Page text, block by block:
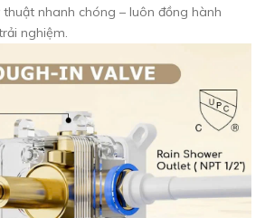
thuật nhanh chóng – luôn đồng hành
nghiệm.